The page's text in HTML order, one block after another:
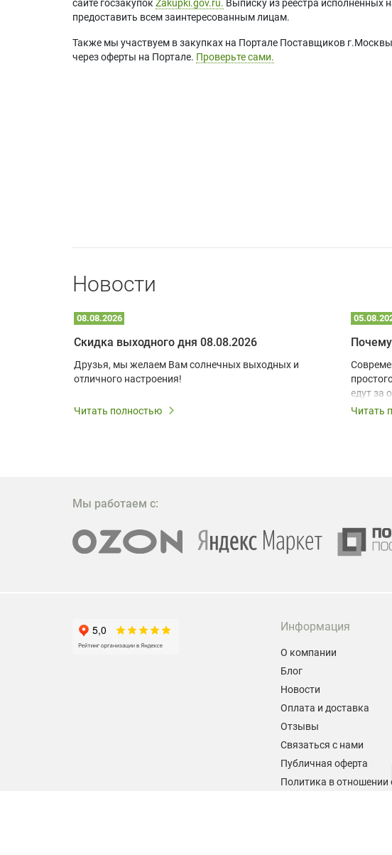
сайте госзакупок Zakupki.gov.ru. Выписку из реестра
предоставить всем заинтересованным лицам.
Также мы участвуем в закупках на Портале Поставщиков
через оферты на Портале. Проверьте сами.
Новости
08.08.2026
Скидка выходного дня 08.08.2026
Друзья, мы желаем Вам солнечных выходных и
отличного настроения!
Читать полностью
едут за
Читать
Мы работаем с:
Информация
О компании
Блог
Новости
Оплата и доставка
Отзывы
Связаться с нами
Публичная оферта
Политика в отношении